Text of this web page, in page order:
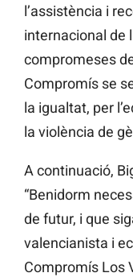
l’assistència i
internacional de
compromeses
Compromís se
la igualtat, per
la violència de
A continuació,
“Benidorm
de futur, i que
valencianista i
Compromís Los